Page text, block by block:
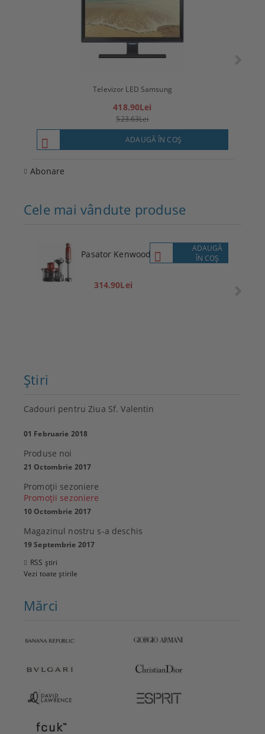
Televizor LED Samsung
418.90Lei
523.63Lei
ADAUGĂ ÎN COŞ
Abonare
Cele mai vândute produse
Pasator Kenwood
314.90Lei
ADAUGĂ
ÎN COŞ
Ştiri
Cadouri pentru Ziua Sf. Valentin
01 Februarie 2018
Produse noi
21 Octombrie 2017
Promoţii sezoniere
Promoţii sezoniere
10 Octombrie 2017
Magazinul nostru s-a deschis
19 Septembrie 2017
RSS știri
Vezi toate știrile
Mărci